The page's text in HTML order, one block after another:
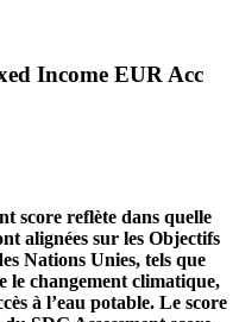
Income EUR Acc
score reflète dans quelle
alignées sur les Objectifs
Nations Unies, tels que
le changement climatique,
à l’eau potable. Le score